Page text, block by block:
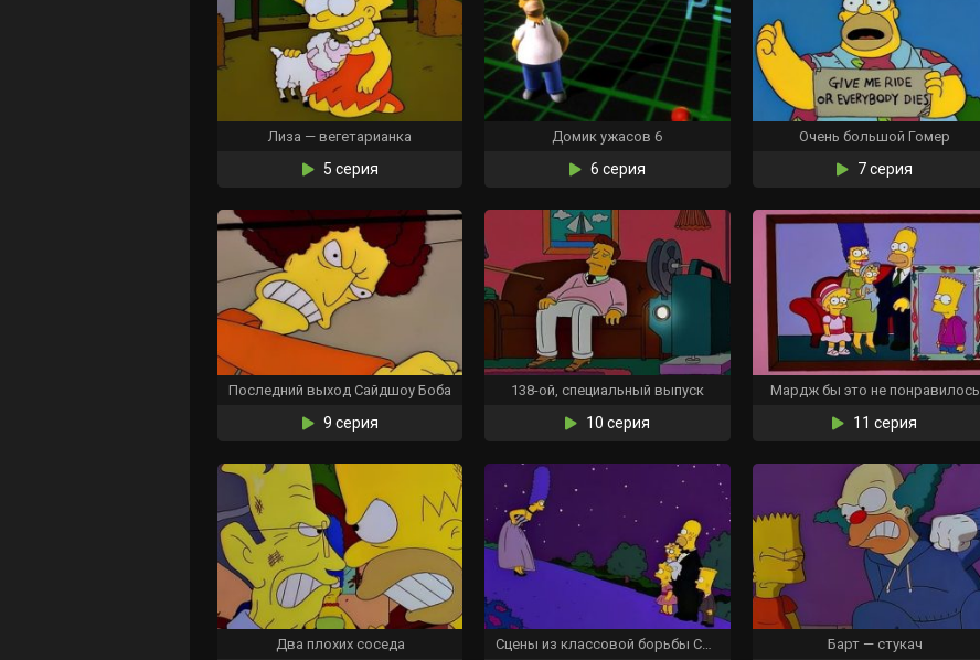
Лиза — вегетарианка
5 серия
Домик ужасов 6
6 серия
Очень большой Гомер
7 серия
Последний выход Сайдшоу Боба
9 серия
138-ой, специальный выпуск
10 серия
Мардж бы это не понравилось
11 серия
Два плохих соседа Барт — стукач